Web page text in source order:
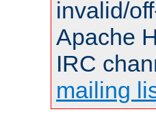
invalid/
Apache
IRC
mailing